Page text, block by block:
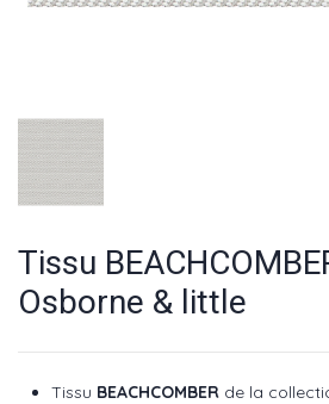
Tissu
Osborne & little
Tissu BEACHCOMBER de la